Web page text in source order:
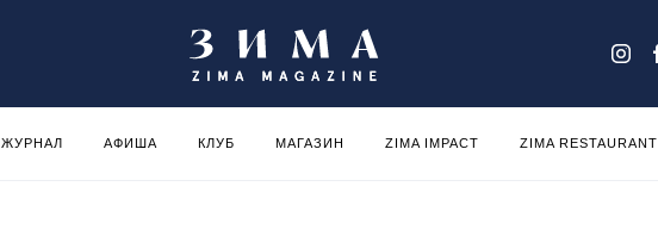
ЖУРНАЛ АФИША КЛУБ МАГАЗИН ZIMA IMPACT ZIMA RESTAURANT